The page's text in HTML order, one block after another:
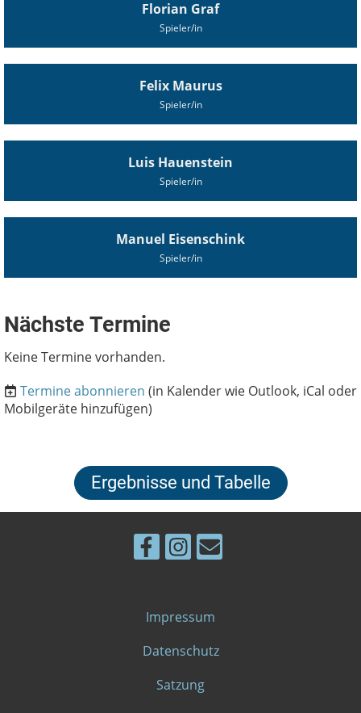
Florian Graf
Spieler/in
Felix Maurus
Spieler/in
Luis Hauenstein
Spieler/in
Manuel Eisenschink
Spieler/in
Nächste Termine
Keine Termine vorhanden.
Termine abonnieren (in Kalender wie Outlook, iCal oder
Mobilgeräte hinzufügen)
Ergebnisse und Tabelle
Impressum
Datenschutz
Satzung